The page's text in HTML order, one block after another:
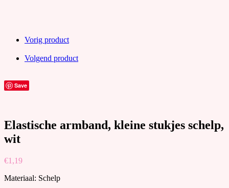
Vorig product
Volgend product
Save
Elastische armband, kleine stukjes schelp,
wit
€1,19
Materiaal: Schelp